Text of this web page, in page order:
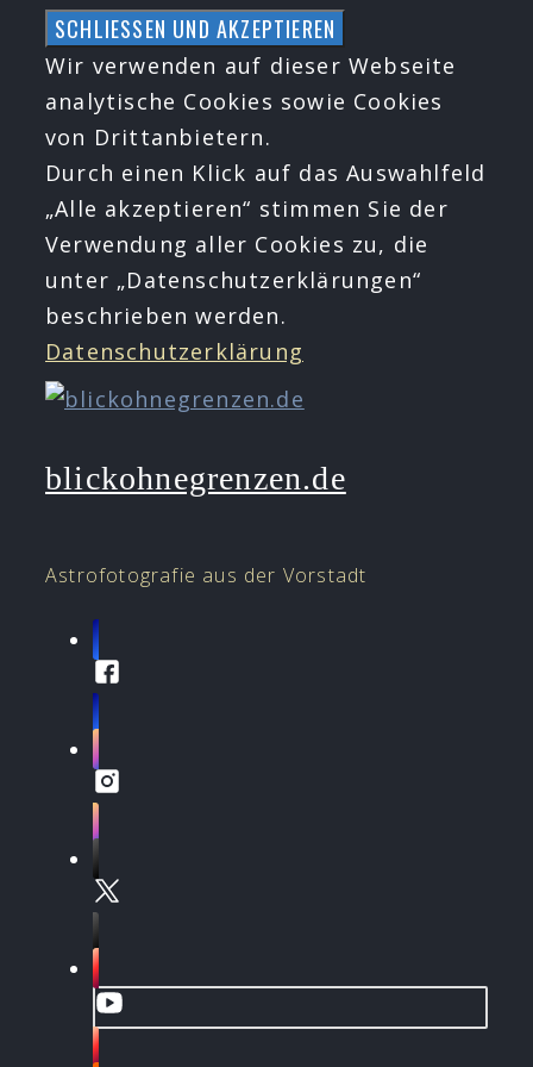
Zum
Inhalt
springen
Wir verwenden auf dieser Webseite
analytische Cookies sowie Cookies
von Drittanbietern.
Durch einen Klick auf das Auswahlfeld
„Alle akzeptieren“ stimmen Sie der
Verwendung aller Cookies zu, die
unter „Datenschutzerklärungen“
beschrieben werden.
Datenschutzerklärung
blickohnegrenzen.de
Astrofotografie aus der Vorstadt